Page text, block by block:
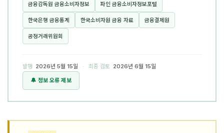
금융감독원 금융소비자정보 파인 금융소비자정보포털
한국은행 금융통계 한국소비자원 금융 자료 금융결제원
공정거래위원회
발행 2026년 5월 15일 · 최종 검토 2026년 6월 15일
🔔 정보 오류 제보